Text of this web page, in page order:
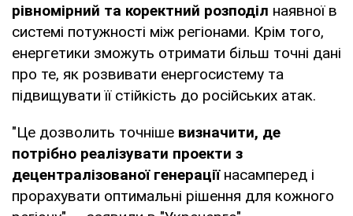
рівномірний та коректний розподіл наявної в
системі потужності між регіонами. Крім того,
енергетики зможуть отримати більш точні дані
про те, як розвивати енергосистему та
підвищувати її стійкість до російських атак.
"Це дозволить точніше визначити, де
потрібно реалізувати проекти з
децентралізованої генераціїнасамперед і
прорахувати оптимальні рішення для кожного